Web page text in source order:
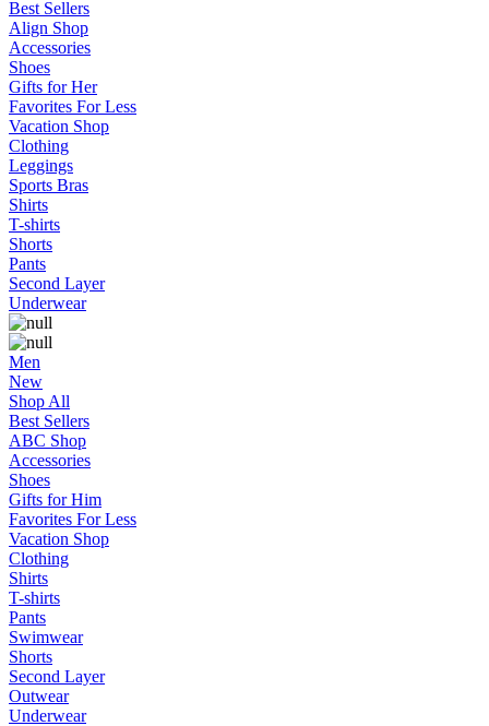
Best Sellers
Align Shop
Accessories
Shoes
Gifts for Her
Favorites For Less
Vacation Shop
Clothing
Leggings
Sports Bras
Shirts
T-shirts
Shorts
Pants
Second Layer
Underwear
Men
New
Shop All
Best Sellers
ABC Shop
Accessories
Shoes
Gifts for Him
Favorites For Less
Vacation Shop
Clothing
Shirts
T-shirts
Pants
Swimwear
Shorts
Second Layer
Outwear
Underwear